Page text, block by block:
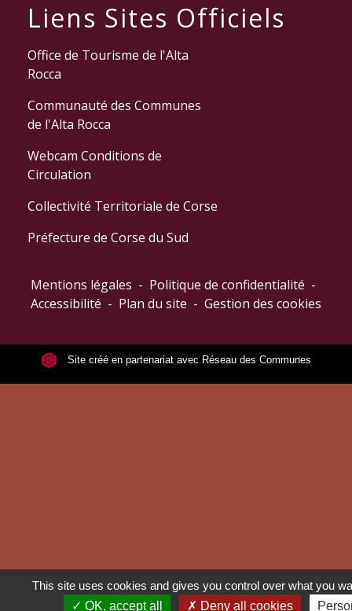
Liens Sites Officiels
Office de Tourisme de l'Alta
Rocca
Communauté des Communes
de l'Alta Rocca
Webcam Conditions de
Circulation
Collectivité Territoriale de Corse
Préfecture de Corse du Sud
Mentions légales - Politique de confidentialité -
Accessibilité - Plan du site - Gestion des cookies
Site créé en partenariat avec Réseau des Communes
This site uses cookies and gives you control over what you
OK, accept all
Deny all cookies